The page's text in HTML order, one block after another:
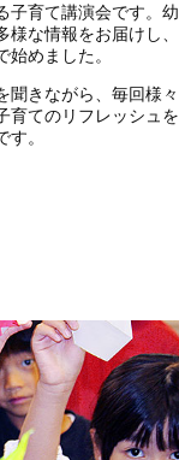
子育て講演会です。幼
な情報をお届けし、
めました。
聞きながら、毎回様々
育てのリフレッシュを
。